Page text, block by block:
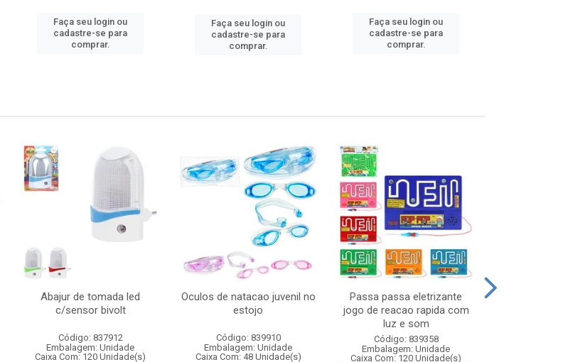
Faça seu login ou
cadastre-se para
comprar.
Faça seu login ou
cadastre-se para
comprar.
Faça seu login ou
cadastre-se para
comprar.
Abajur de tomada led
c/sensor bivolt
Código: 837912
Embalagem: Unidade
Caixa Com: 120 Unidade(s)
Oculos de natacao juvenil no
estojo
Código: 839910
Embalagem: Unidade
Caixa Com: 48 Unidade(s)
Passa passa eletrizante
jogo de reacao rapida com
luz e som
Código: 839358
Embalagem: Unidade
Caixa Com: 120 Unidade(s)